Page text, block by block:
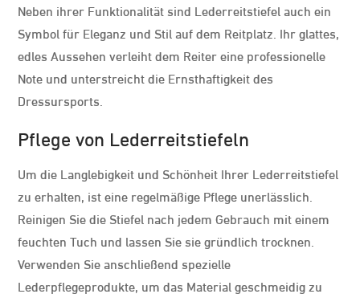
Neben ihrer Funktionalität sind Lederreitstiefel auch ein
Symbol für Eleganz und Stil auf dem Reitplatz. Ihr glattes,
edles Aussehen verleiht dem Reiter eine professionelle
Note und unterstreicht die Ernsthaftigkeit des
Dressursports.
Pflege von Lederreitstiefeln
Um die Langlebigkeit und Schönheit Ihrer Lederreitstiefel
zu erhalten, ist eine regelmäßige Pflege unerlässlich.
Reinigen Sie die Stiefel nach jedem Gebrauch mit einem
feuchten Tuch und lassen Sie sie gründlich trocknen.
Verwenden Sie anschließend spezielle
Lederpflegeprodukte, um das Material geschmeidig zu